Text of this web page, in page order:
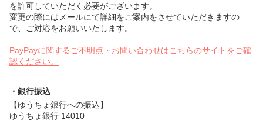
を許可していただく必要がございます。
変更の際にはメールにて詳細をご案内をさせていただきますの
で、ご対応をお願いいたします。
PayPayに関するご不明点・お問い合わせはこちらのサイトをご確
認ください。
・銀行振込
【ゆうちょ銀行への振込】
ゆうちょ銀行 14010